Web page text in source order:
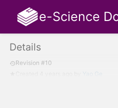
e-Science
Details
Revision #10
Yao Ge